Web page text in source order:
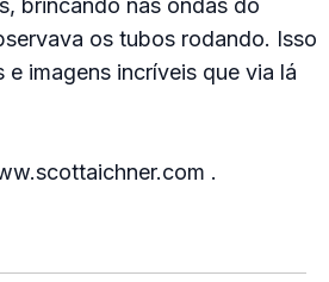
brincando nas ondas do
os tubos rodando. Isso
imagens incríveis que via lá
.